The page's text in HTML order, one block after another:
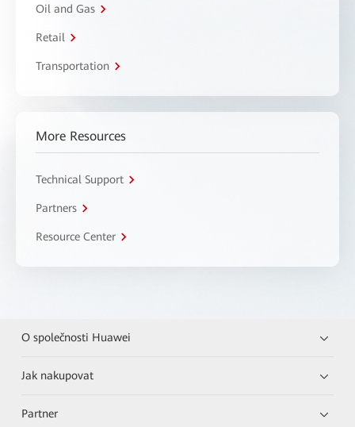
Oil and Gas
Retail
Transportation
More Resources
Technical Support
Partners
Resource Center
O společnosti Huawei
Jak nakupovat
Partner